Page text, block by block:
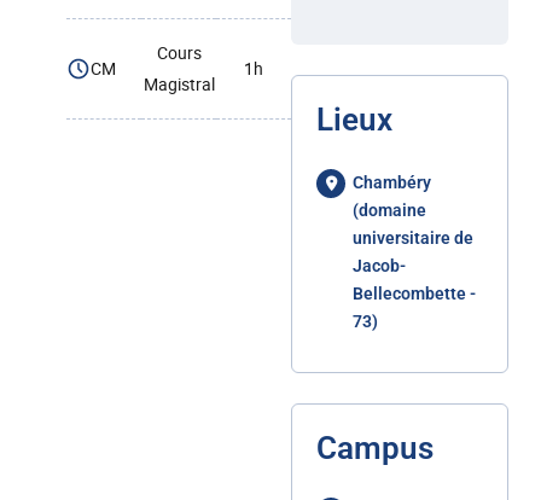
CM
Cours
Magistral
1h
Lieux
Chambéry
(domaine
universitaire de
Jacob-
Bellecombette -
73)
Campus